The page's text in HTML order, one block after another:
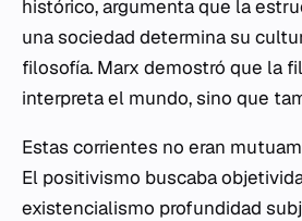
histórico, argumenta que la
una sociedad determina su
filosofía. Marx demostró que la
interpreta el mundo, sino que
Estas corrientes no eran
El positivismo buscaba
existencialismo profundidad